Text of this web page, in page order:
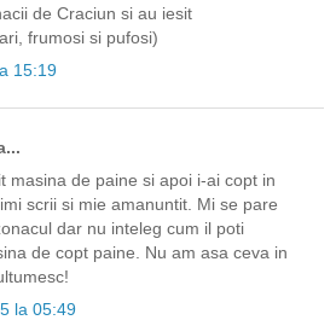
de Craciun si au iesit
frumosi si pufosi)
15:19
masina de paine si apoi i-ai copt in
scrii si mie amanuntit. Mi se pare
dar nu inteleg cum il poti
de copt paine. Nu am asa ceva in
la 05:49